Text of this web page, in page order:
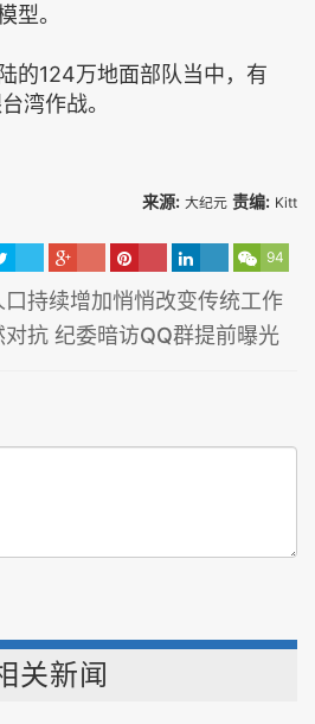
型。
的124万地面部队当中，有
湾作战。
来源: 大纪元 责编: Kitt
94
持续增加悄悄改变传统工作
对抗 纪委暗访QQ群提前曝光
关新闻